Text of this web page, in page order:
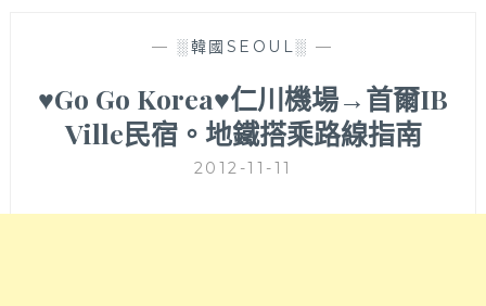
—░韓國SEOUL░ —
♥Go Go Korea♥仁川機場→首爾IB
Ville民宿。地鐵搭乘路線指南
2012-11-11